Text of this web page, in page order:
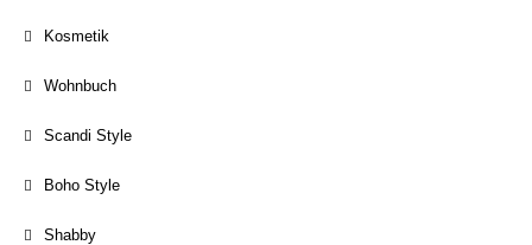
Kosmetik
Wohnbuch
Scandi Style
Boho Style
Shabby